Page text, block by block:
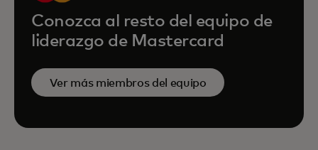
Conozca al resto del equipo de
liderazgo de Mastercard
Ver más miembros del equipo